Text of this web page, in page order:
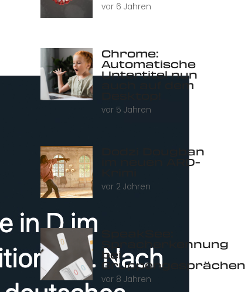
vor 6 Jahren
Chrome:
Automatische
Untertitel nun
auch auf dem
vor 5 Jahren
Dodzi Dougban
im neuen ARD-
vor 2 Jahren
Spracherkennung
bei
Gruppengesprächen
vor 8 Jahren